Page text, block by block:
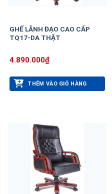
GHẾ LÃNH ĐẠO CAO CẤP
TQ17-DA THẬT
4.890.000₫
THÊM VÀO GIỎ HÀNG